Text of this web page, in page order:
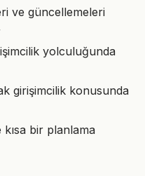
ve güncellemeleri
yolculuğunda
girişimcilik konusunda
bir planlama